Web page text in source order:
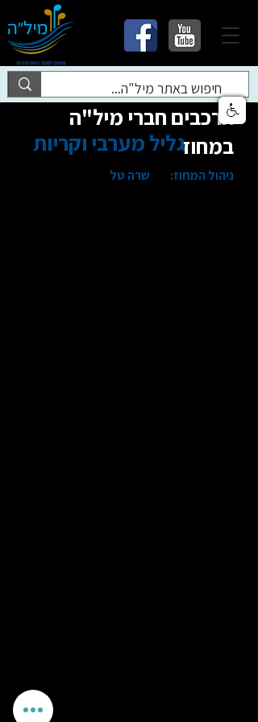
הרכבים חברי מיל"ה
במחוזגליל מערבי וקריות
שרה טל ניהול המחוז: